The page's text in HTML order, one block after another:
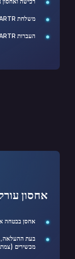
משלחת ARTR
העברות ARTR מהירות עם מינימום עמלה (0.5%)
אחסון
אחסן בבטחה
בעת ההעלאה,
מכשירים